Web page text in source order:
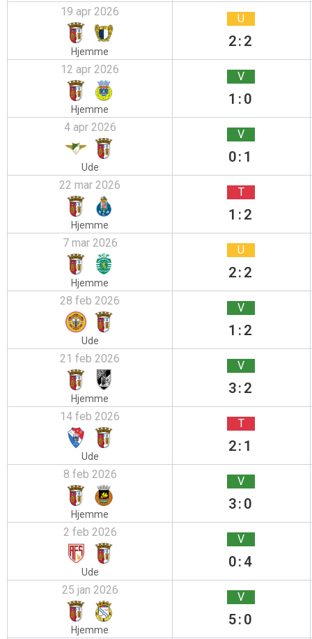
19 apr 2026
Hjemme
U
2:2
12 apr 2026
Hjemme
V
1:0
4 apr 2026
Ude
V
0:1
22 mar 2026
Hjemme
T
1:2
7 mar 2026
Hjemme
U
2:2
28 feb 2026
Ude
V
1:2
21 feb 2026
Hjemme
V
3:2
14 feb 2026
Ude
T
2:1
8 feb 2026
Hjemme
V
3:0
2 feb 2026
Ude
V
0:4
25 jan 2026
Hjemme
V
5:0